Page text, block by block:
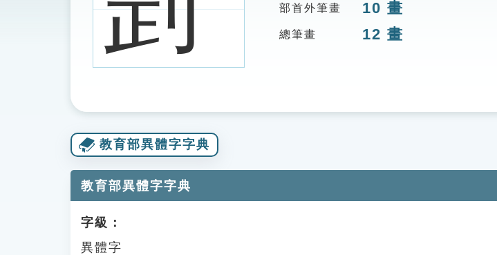
部首外筆畫 10 畫
總筆畫 12 畫
教育部異體字字典
教育部異體字字典
字級：
異體字